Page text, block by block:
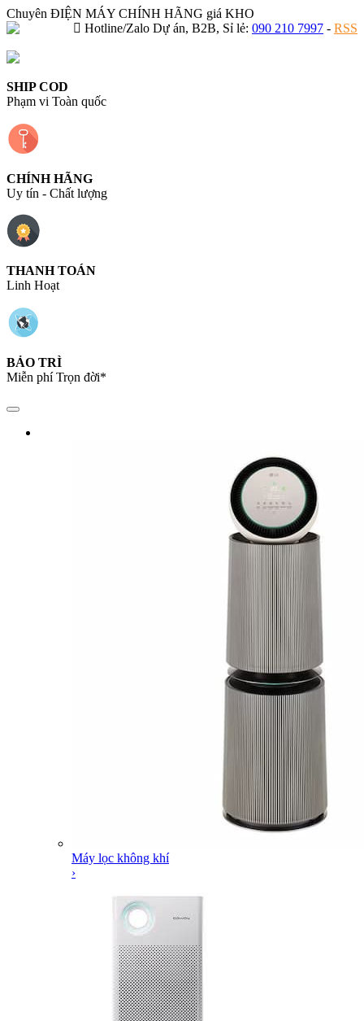
Chuyên ĐIỆN MÁY CHÍNH HÃNG giá KHO
Hotline/Zalo Dự án, B2B, Sỉ lẻ: 090 210 7997 - RSS
SHIP COD
Phạm vi Toàn quốc
CHÍNH HÃNG
Uy tín - Chất lượng
THANH TOÁN
Linh Hoạt
BẢO TRÌ
Miễn phí Trọn đời*
Toggle
Máy lọc không khí
›